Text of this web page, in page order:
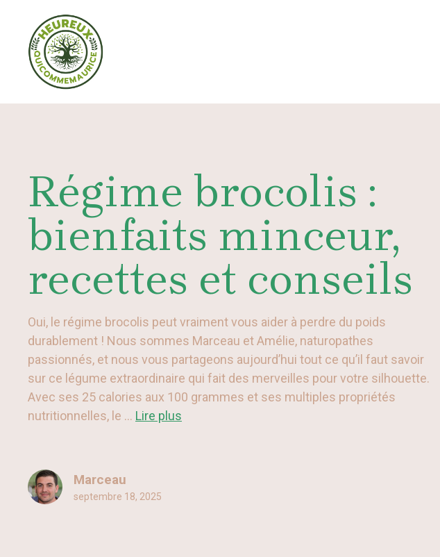
contenu
Régime brocolis :
bienfaits minceur,
recettes et conseils
Oui, le régime brocolis peut vraiment vous aider à perdre du poids
durablement ! Nous sommes Marceau et Amélie, naturopathes
passionnés, et nous vous partageons aujourd’hui tout ce qu’il faut savoir
sur ce légume extraordinaire qui fait des merveilles pour votre silhouette.
Avec ses 25 calories aux 100 grammes et ses multiples propriétés
nutritionnelles, le ... Lire plus
Marceau
septembre 18, 2025